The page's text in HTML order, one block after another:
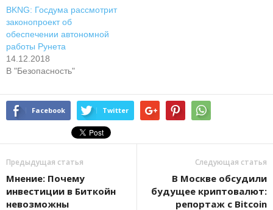
BKNG: Госдума рассмотрит
законопроект об
обеспечении автономной
работы Рунета
14.12.2018
В "Безопасность"
Facebook Twitter
Предыдущая статья
Мнение: Почему
инвестиции в Биткойн
невозможны
Следующая статья
В Москве обсудили
будущее криптовалют:
репортаж с Bitcoin